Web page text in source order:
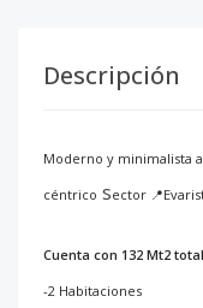
Descripción
Moderno y minimalista
céntrico sector
Cuenta con 132 Mt2
-2 Habitaciones